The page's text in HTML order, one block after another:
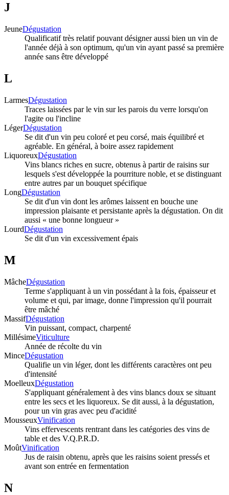
J
JeuneDégustation
Qualificatif très relatif pouvant désigner aussi bien un vin de
l'année déjà à son optimum, qu'un vin ayant passé sa première
année sans être développé
L
LarmesDégustation
Traces laissées par le vin sur les parois du verre lorsqu'on
l'agite ou l'incline
LégerDégustation
Se dit d'un vin peu coloré et peu corsé, mais équilibré et
agréable. En général, à boire assez rapidement
LiquoreuxDégustation
Vins blancs riches en sucre, obtenus à partir de raisins sur
lesquels s'est développée la pourriture noble, et se distinguant
entre autres par un bouquet spécifique
LongDégustation
Se dit d'un vin dont les arômes laissent en bouche une
impression plaisante et persistante après la dégustation. On dit
aussi « une bonne longueur »
LourdDégustation
Se dit d'un vin excessivement épais
M
MâcheDégustation
Terme s'appliquant à un vin possédant à la fois, épaisseur et
volume et qui, par image, donne l'impression qu'il pourrait
être mâché
MassifDégustation
Vin puissant, compact, charpenté
MillésimeViticulture
Année de récolte du vin
MinceDégustation
Qualifie un vin léger, dont les différents caractères ont peu
d'intensité
MoelleuxDégustation
S'appliquant généralement à des vins blancs doux se situant
entre les secs et les liquoreux. Se dit aussi, à la dégustation,
pour un vin gras avec peu d'acidité
MousseuxVinification
Vins effervescents rentrant dans les catégories des vins de
table et des V.Q.P.R.D.
MoûtVinification
Jus de raisin obtenu, après que les raisins soient pressés et
avant son entrée en fermentation
N